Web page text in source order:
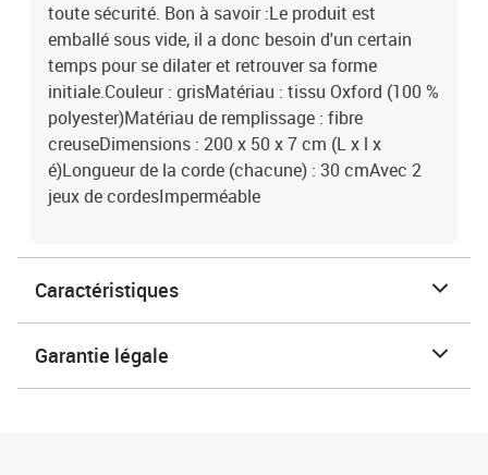
toute sécurité. Bon à savoir :Le produit est
emballé sous vide, il a donc besoin d'un certain
temps pour se dilater et retrouver sa forme
initiale.Couleur : grisMatériau : tissu Oxford (100 %
polyester)Matériau de remplissage : fibre
creuseDimensions : 200 x 50 x 7 cm (L x l x
é)Longueur de la corde (chacune) : 30 cmAvec 2
jeux de cordesImperméable
Caractéristiques
Garantie légale